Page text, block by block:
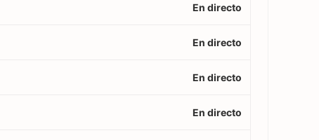
En directo
En directo
En directo
En directo